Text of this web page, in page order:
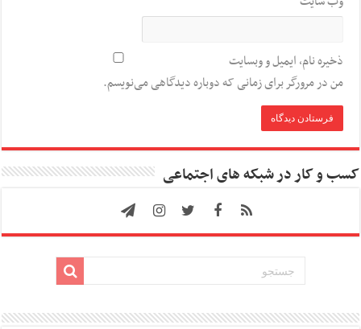
ذخیره نام، ایمیل و وبسایت
من در مرورگر برای زمانی که دوباره دیدگاهی می‌نویسم.
کسب و کار در شبکه های اجتماعی